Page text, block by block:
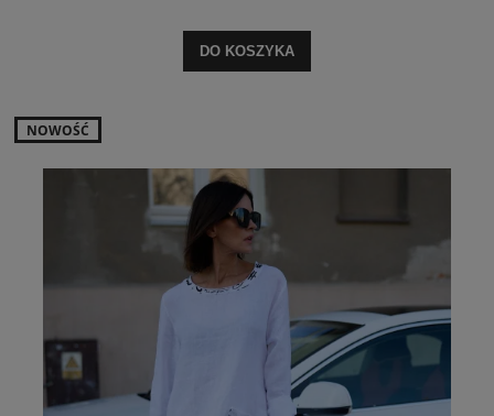
DO KOSZYKA
NOWOŚĆ